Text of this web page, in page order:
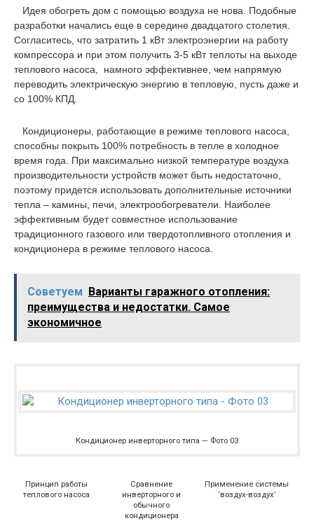
Идея обогреть дом с помощью воздуха не нова. Подобные
разработки начались еще в середине двадцатого столетия.
Согласитесь, что затратить 1 кВт электроэнергии на работу
компрессора и при этом получить 3-5 кВт теплоты на выходе
теплового насоса, намного эффективнее, чем напрямую
переводить электрическую энергию в тепловую, пусть даже и
со 100% КПД.
Кондиционеры, работающие в режиме теплового насоса,
способны покрыть 100% потребность в тепле в холодное
время года. При максимально низкой температуре воздуха
производительности устройств может быть недостаточно,
поэтому придется использовать дополнительные источники
тепла – камины, печи, электрообогреватели. Наиболее
эффективным будет совместное использование
традиционного газового или твердотопливного отопления и
кондиционера в режиме теплового насоса.
Советуем Варианты гаражного отопления:
преимущества и недостатки. Самое
экономичное
Кондиционер инверторного типа — Фото 03
Принцип работы
теплового насоса
Сравнение
инверторного и
обычного
кондиционера
Применение системы
‘воздух-воздух’